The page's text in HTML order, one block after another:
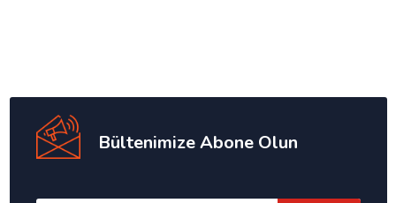
Bültenimize Abone Olun